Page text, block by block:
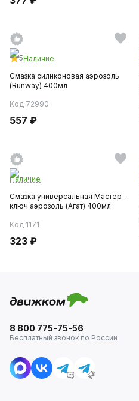
5Наличие
Смазка силиконовая аэрозоль
(Runway) 400мл
Код 72990
557 ₽
Наличие
Смазка универсальная Мастер-
ключ аэрозоль (Агат) 400мл
Код 1171
323 ₽
8 800 775-75-56
Бесплатный звонок по России